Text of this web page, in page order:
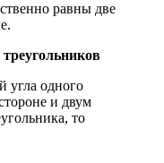
равны две
угла одного
и двум
то